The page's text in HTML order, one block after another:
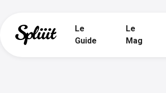
Le
Guide
Le
Mag